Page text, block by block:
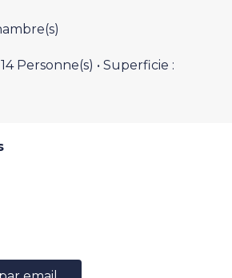
14 Personne(s) • Superficie :